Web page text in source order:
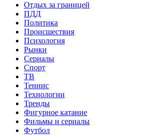
Отдых за границей
ПДД
Политика
Происшествия
Психология
Рынки
Сериалы
Спорт
ТВ
Теннис
Технологии
Тренды
Фигурное катание
Фильмы и сериалы
Футбол